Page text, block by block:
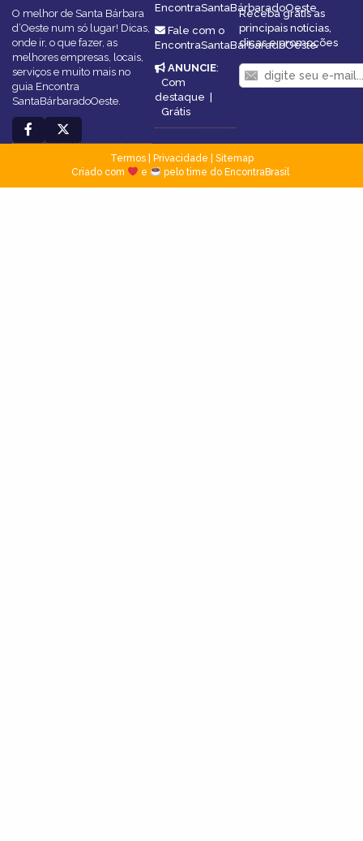
O melhor de Santa Bárbara
d’Oeste num só lugar! Dicas,
onde ir, o que fazer, as
melhores empresas, locais,
serviços e muito mais no
guia Encontra
SantaBárbaradoOeste.
EncontraSantaBárbaradoOeste
Fale com o
EncontraSantaBárbaradoOeste
ANUNCIE:
Com
destaque |
Grátis
Receba grátis as
principais notícias,
dicas e promoções
Termos| Privacidade
Sitemap
Criado com
e pelo time do EncontraBrasil